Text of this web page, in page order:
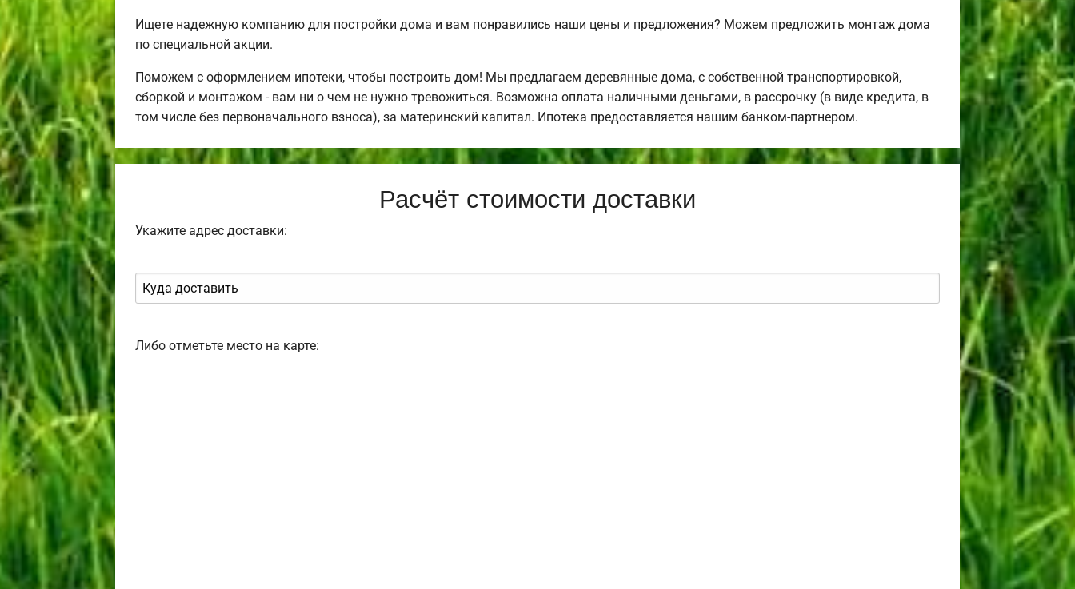
Ищете надежную компанию для постройки дома и вам понравились наши цены и предложения? Можем предложить монтаж дома
по специальной акции.
Поможем с оформлением ипотеки, чтобы построить дом! Мы предлагаем деревянные дома, с собственной транспортировкой,
сборкой и монтажом - вам ни о чем не нужно тревожиться. Возможна оплата наличными деньгами, в рассрочку (в виде кредита, в
том числе без первоначального взноса), за материнский капитал. Ипотека предоставляется нашим банком-партнером.
Расчёт стоимости доставки
Укажите адрес доставки:
Либо отметьте место на карте: